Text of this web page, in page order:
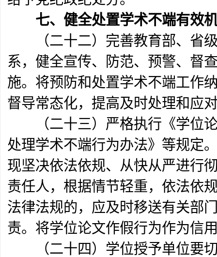
七、健全处置学术不端有效
（二十二）完善教育部、省级
系，健全宣传、防范、预警、督
施。将预防和处置学术不端工作
督导常态化，提高及时处理和应
（二十三）严格执行《学位论
处理学术不端行为办法》等规定
现坚决依法依规、从快从严进行
责任人，根据情节轻重，依法依
法律法规的，应及时移送有关部
责。将学位论文作假行为作为信
（二十四）学位授予单位要切